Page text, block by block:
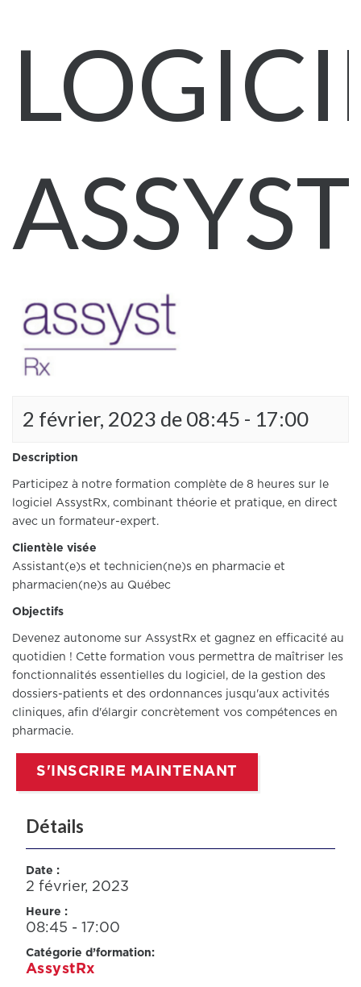
2 février, 2023 de 08:45 - 17:00
Description
Participez à notre formation complète de 8 heures sur le
logiciel AssystRx, combinant théorie et pratique, en direct
avec un formateur-expert.
Clientèle visée
Assistant(e)s et technicien(ne)s en pharmacie et
pharmacien(ne)s au Québec
Objectifs
Devenez autonome sur AssystRx et gagnez en efficacité au
quotidien ! Cette formation vous permettra de maîtriser les
fonctionnalités essentielles du logiciel, de la gestion des
dossiers-patients et des ordonnances jusqu'aux activités
cliniques, afin d'élargir concrètement vos compétences en
pharmacie.
S'INSCRIRE MAINTENANT
Détails
Date :
2 février, 2023
Heure :
08:45 - 17:00
Catégorie d’formation:
AssystRx